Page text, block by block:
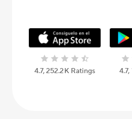
4.7, 252.2K Ratings